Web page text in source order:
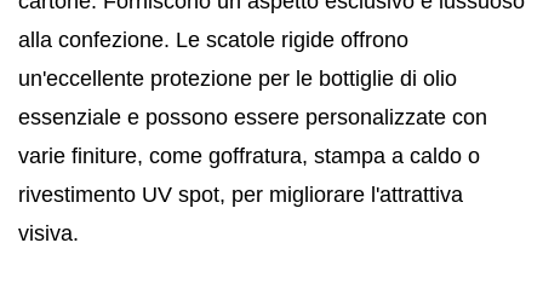
alla confezione. Le scatole rigide offrono
un'eccellente protezione per le bottiglie di olio
essenziale e possono essere personalizzate con
varie finiture, come goffratura, stampa a caldo o
rivestimento UV spot, per migliorare l'attrattiva
visiva.